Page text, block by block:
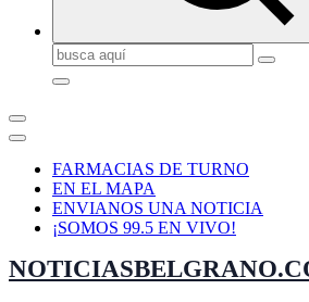
Buscar:
FARMACIAS DE TURNO
EN EL MAPA
ENVIANOS UNA NOTICIA
¡SOMOS 99.5 EN VIVO!